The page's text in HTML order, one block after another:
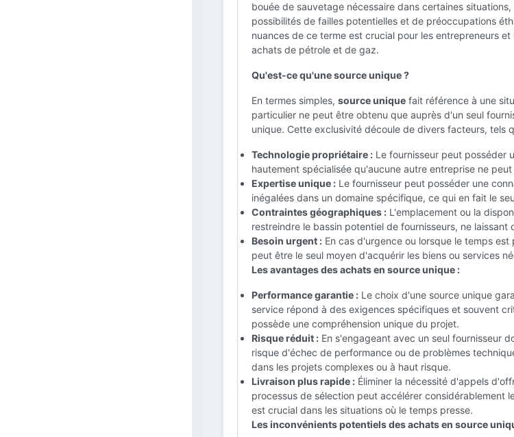
bouée de sauvetage nécessaire dans certaines
possibilités de failles potentielles et de préoccupations
nuances de ce terme est crucial pour les entrepreneurs
achats de pétrole et de gaz.
Qu'est-ce qu'une source unique ?
En termes simples, source unique fait référence à une
particulier ne peut être obtenu que auprès d'un seul
unique. Cette exclusivité découle de divers facteurs, tels
Technologie propriétaire : Le fournisseur peut posséder
hautement spécialisée qu'aucune autre entreprise ne
Expertise unique : Le fournisseur peut posséder une
inégalées dans un domaine spécifique, ce qui en fait le
Contraintes géographiques : L'emplacement ou la
restreindre le bassin potentiel de fournisseurs, ne laissant
Besoin urgent : En cas d'urgence ou lorsque le temps
peut être le seul moyen d'acquérir les biens ou services
Les avantages des achats en source unique :
Performance garantie : Le choix d'une source unique
service répond à des exigences spécifiques et souvent
possède une compréhension unique du projet.
Risque réduit : En s'engageant avec un seul fournisseur
risque d'échec de performance ou de problèmes
dans les projets complexes ou à haut risque.
Livraison plus rapide : Éliminer la nécessité d'appels
processus de sélection peut accélérer considérablement
est crucial dans les situations où le temps presse.
Les inconvénients potentiels des achats en source